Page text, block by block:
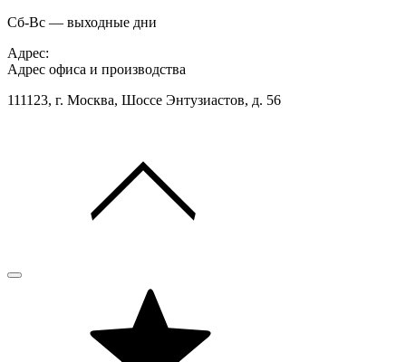
Сб-Вс — выходные дни
Адрес:
Адрес офиса и производства
111123, г. Москва, Шоссе Энтузиастов, д. 56